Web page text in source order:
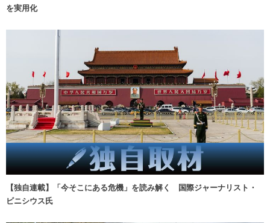
を実用化
【独自連載】「今そこにある危機」を読み解く 国際ジャーナリスト・
ビニシウス氏